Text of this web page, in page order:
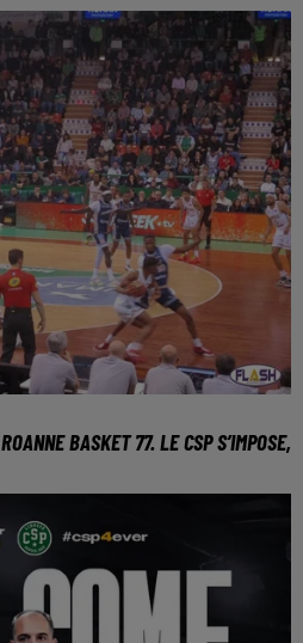
BASKET 77. LE CSP S’IMPOSE,